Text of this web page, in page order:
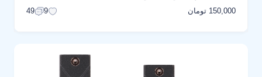
150,000 تومان 9
49